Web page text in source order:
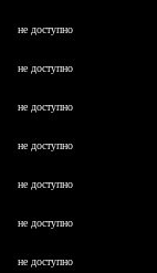
не доступно
не доступно
не доступно
не доступно
не доступно
не доступно
не доступно